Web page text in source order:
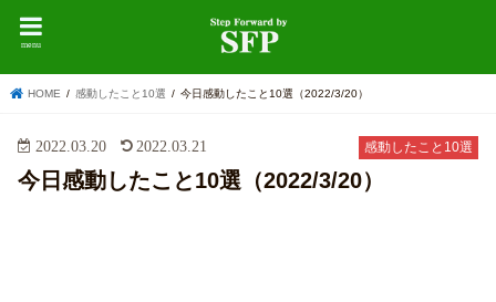
menu
HOME 感動したこと10選 今日感動したこと10選（2022/3/20）
感動したこと10選
2022.03.20 2022.03.21
今日感動したこと10選（2022/3/20）